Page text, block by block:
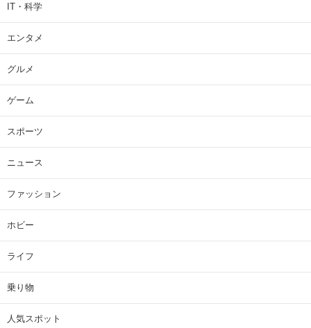
IT・科学
エンタメ
グルメ
ゲーム
スポーツ
ニュース
ファッション
ホビー
ライフ
乗り物
人気スポット